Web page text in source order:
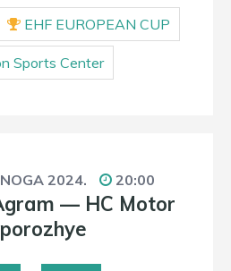
EHF EUROPEAN CUP
Sports Center
2024. 20:00
— HC Motor